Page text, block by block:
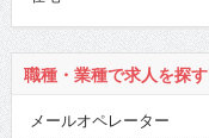
職種・業種で求人を探す
メールオペレーター